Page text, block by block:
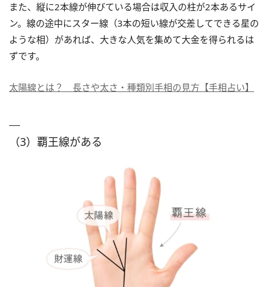
また、縦に2本線が伸びている場合は収入の柱が2本あるサイ
ン。線の途中にスター線（3本の短い線が交差してできる星の
ような相）があれば、大きな人気を集めて大金を得られるは
ずです。
太陽線とは？ 長さや太さ・種類別手相の見方【手相占い】
（3）覇王線がある